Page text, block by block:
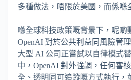
多種做法，唔限於美國，而係喺
喺全球科技政策嘅背景下，呢啲
OpenAI 對於公共利益同風險管
大型 AI 公司正嘗試以自律模式
中，OpenAI 對外強調，任何審
全、透明同可追蹤嘅方式執行，